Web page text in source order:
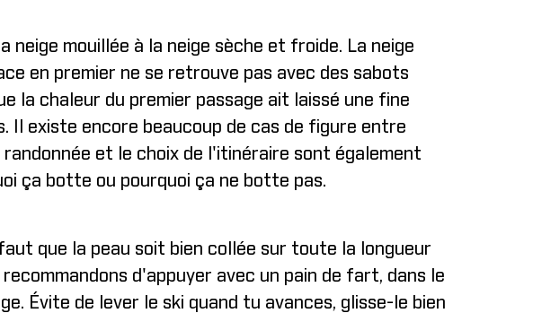
neige mouillée à la neige sèche et froide. La neige
en premier ne se retrouve pas avec des sabots
la chaleur du premier passage ait laissé une fine
Il existe encore beaucoup de cas de figure entre
et le choix de l'itinéraire sont également
ça botte ou pourquoi ça ne botte pas.
que la peau soit bien collée sur toute la longueur
d'appuyer avec un pain de fart, dans le
Évite de lever le ski quand tu avances, glisse-le bien